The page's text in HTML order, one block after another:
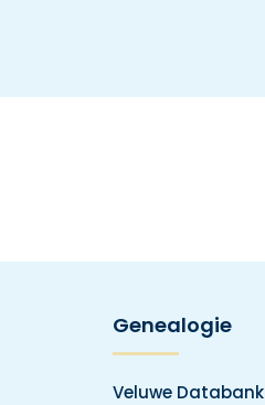
Genealogie
Veluwe Databank